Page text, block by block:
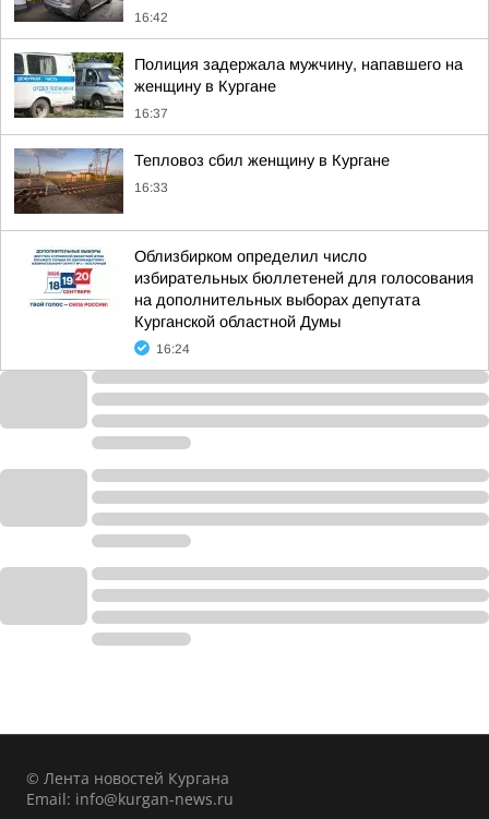
16:42
Полиция задержала мужчину, напавшего на
женщину в Кургане
16:37
Тепловоз сбил женщину в Кургане
16:33
Облизбирком определил число
избирательных бюллетеней для голосования
на дополнительных выборах депутата
Курганской областной Думы
16:24
© Лента новостей Кургана
Email: info@kurgan-news.ru